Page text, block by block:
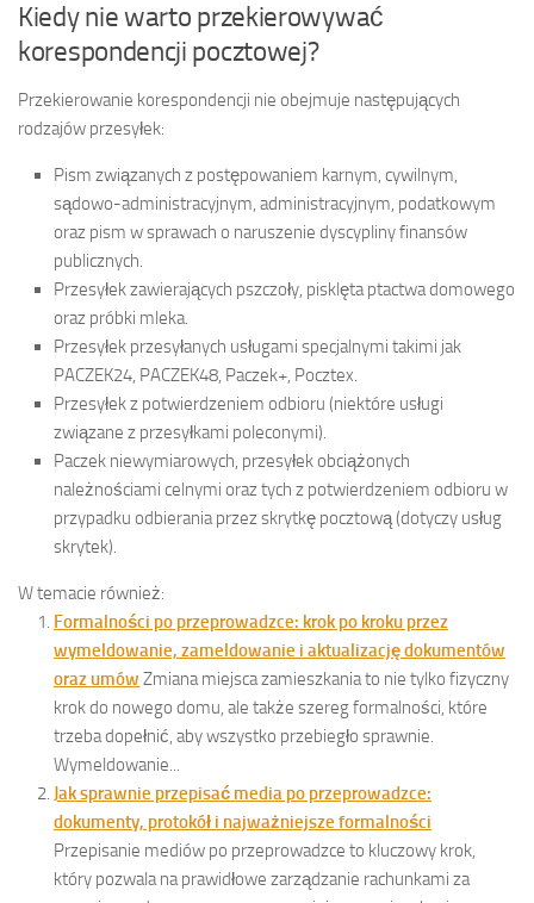
Kiedy nie warto przekierowywać
korespondencji pocztowej?
Przekierowanie korespondencji nie obejmuje następujących
rodzajów przesyłek:
Pism związanych z postępowaniem karnym, cywilnym,
sądowo-administracyjnym, administracyjnym, podatkowym
oraz pism w sprawach o naruszenie dyscypliny finansów
publicznych.
Przesyłek zawierających pszczoły, pisklęta ptactwa domowego
oraz próbki mleka.
Przesyłek przesyłanych usługami specjalnymi takimi jak
PACZEK24, PACZEK48, Paczek+, Pocztex.
Przesyłek z potwierdzeniem odbioru (niektóre usługi
związane z przesyłkami poleconymi).
Paczek niewymiarowych, przesyłek obciążonych
należnościami celnymi oraz tych z potwierdzeniem odbioru w
przypadku odbierania przez skrytkę pocztową (dotyczy usług
skrytek).
W temacie również:
Formalności po przeprowadzce: krok po kroku przez
wymeldowanie, zameldowanie i aktualizację dokumentów
oraz umów Zmiana miejsca zamieszkania to nie tylko fizyczny
krok do nowego domu, ale także szereg formalności, które
trzeba dopełnić, aby wszystko przebiegło sprawnie.
Wymeldowanie...
Jak sprawnie przepisać media po przeprowadzce:
dokumenty, protokół i najważniejsze formalności
Przepisanie mediów po przeprowadzce to kluczowy krok,
który pozwala na prawidłowe zarządzanie rachunkami za